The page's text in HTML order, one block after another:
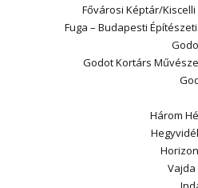
Fővárosi Képtár/
Fuga – Budapesti
Godot Kortárs
Három
Vajda